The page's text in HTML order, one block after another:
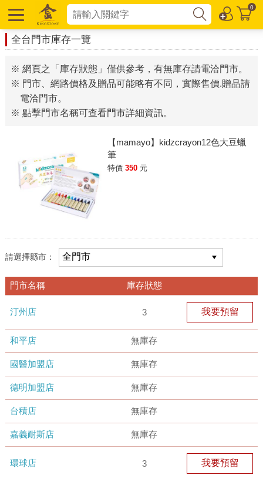
0
全台門市庫存一覽
※ 網頁之「庫存狀態」僅供參考，有無庫存請電洽門市。
※ 門市、網路價格及贈品可能略有不同，實際售價.贈品請
電洽門市。
※ 點擊門市名稱可查看門市詳細資訊。
【mamayo】kidzcrayon12色大豆蠟
筆
特價 350 元
請選擇縣市：
門市名稱 庫存狀態
汀州店 3 我要預留
和平店 無庫存
國醫加盟店 無庫存
德明加盟店 無庫存
台積店 無庫存
嘉義耐斯店 無庫存
環球店 3 我要預留